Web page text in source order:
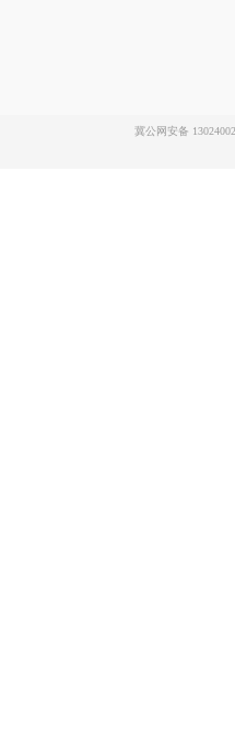
冀公网安备